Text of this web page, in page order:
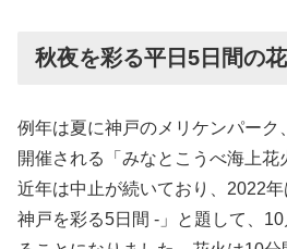
秋夜を彩る平日5日間の
例年は夏に神戸のメリケンパーク
開催される「みなとこうべ海上
近年は中止が続いており、2022
神戸を彩る5日間 -」と題して、